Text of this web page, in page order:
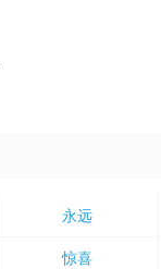
永远
惊喜